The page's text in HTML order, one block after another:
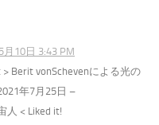
月10日 3:43 PM
Berit vonSchevenによる光の
年7月25日 –
人 < Liked it!